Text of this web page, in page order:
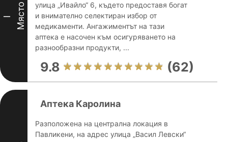
I Място
улица „Ивайло“ 6, където предоставя богат
и внимателно селектиран избор от
медикаменти. Ангажиментът на тази
аптека е насочен към осигуряването на
разнообразни продукти, ...
9.8 (62)
Аптека Каролина
Разположена на централна локация в
Павликени, на адрес улица „Васил Левски“